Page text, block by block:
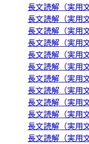
長文読解（実用
長文読解（実用
長文読解（実用
長文読解（実用
長文読解（実用
長文読解（実用
長文読解（実用
長文読解（実用
長文読解（実用
長文読解（実用
長文読解（実用
長文読解（実用